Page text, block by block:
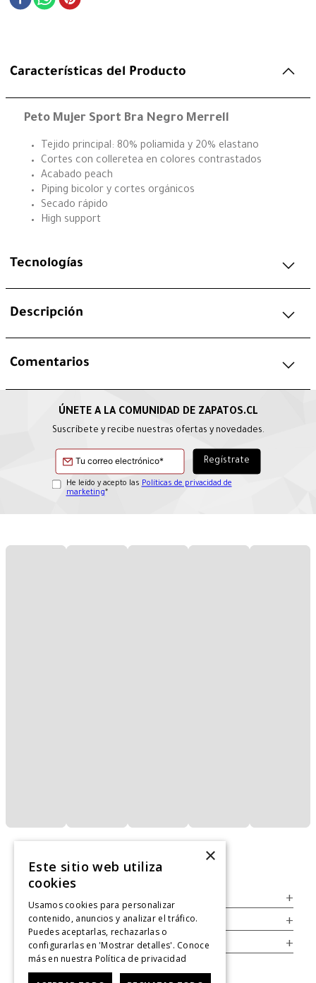
Características del Producto
Peto Mujer Sport Bra Negro Merrell
Tejido principal: 80% poliamida y 20% elastano
Cortes con colleretea en colores contrastados
Acabado peach
Piping bicolor y cortes orgánicos
Secado rápido
High support
Tecnologías
Descripción
Comentarios
Suscríbete y recibe nuestras ofertas y novedades.
He leído y acepto las Políticas de privacidad de
marketing*
+
Legal +
Cuenta +
×
Este sitio web utiliza
cookies
Usamos cookies para personalizar
contenido, anuncios y analizar el tráfico.
Puedes aceptarlas, rechazarlas o
configurarlas en 'Mostrar detalles'. Conoce
más en nuestra Política de privacidad